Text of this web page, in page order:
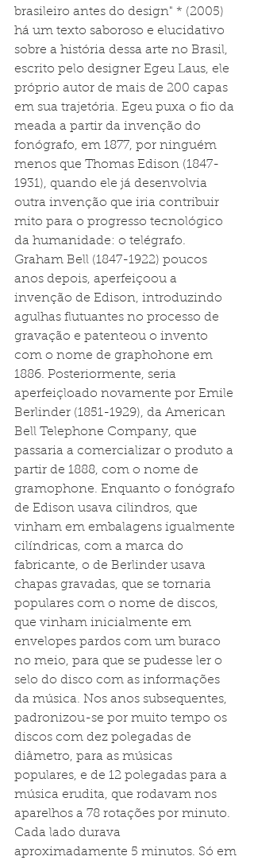
brasileiro antes do design" * (2005)
há um texto saboroso e elucidativo
sobre a história dessa arte no Brasil,
escrito pelo designer Egeu Laus, ele
próprio autor de mais de 200 capas
em sua trajetória. Egeu puxa o fio da
meada a partir da invenção do
fonógrafo, em 1877, por ninguém
menos que Thomas Edison (1847-
1931), quando ele já desenvolvia
outra invenção que iria contribuir
mito para o progresso tecnológico
da humanidade: o telégrafo.
Graham Bell (1847-1922) poucos
anos depois, aperfeiçoou a
invenção de Edison, introduzindo
agulhas flutuantes no processo de
gravação e patenteou o invento
com o nome de graphohone em
1886. Posteriormente, seria
aperfeiçloado novamente por Emile
Berlinder (1851-1929), da American
Bell Telephone Company, que
passaria a comercializar o produto a
partir de 1888, com o nome de
gramophone. Enquanto o fonógrafo
de Edison usava cilindros, que
vinham em embalagens igualmente
cilíndricas, com a marca do
fabricante, o de Berlinder usava
chapas gravadas, que se tornaria
populares com o nome de discos,
que vinham inicialmente em
envelopes pardos com um buraco
no meio, para que se pudesse ler o
selo do disco com as informações
da música. Nos anos subsequentes,
padronizou-se por muito tempo os
discos com dez polegadas de
diâmetro, para as músicas
populares, e de 12 polegadas para a
música erudita, que rodavam nos
aparelhos a 78 rotações por minuto.
Cada lado durava
aproximadamente 5 minutos. Só em